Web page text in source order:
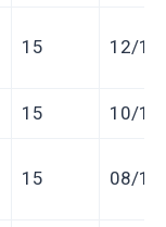
15 12/
15 10/
15 08/